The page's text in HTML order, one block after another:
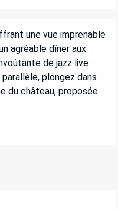
une vue imprenable
agréable dîner aux
de jazz live
plongez dans
du château, proposée